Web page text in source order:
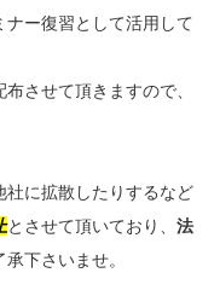
ナー復習として活用して
させて頂きますので、
社に拡散したりするなど
とさせて頂いており、 法
下さいませ。